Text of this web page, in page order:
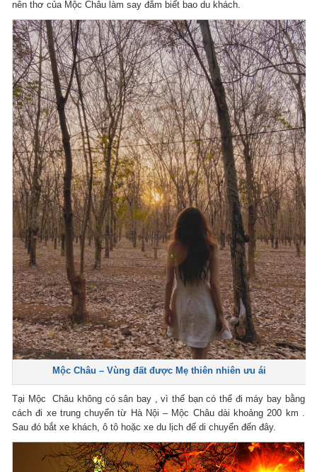
nên thơ của Mộc Châu làm say đắm biết bao du khách.
Mộc Châu – Vùng đất được Mẹ thiên nhiên ưu ái
Tại Mộc Châu không có sân bay , vì thế bạn có thể đi máy bay bằng
cách đi xe trung chuyển từ Hà Nội – Mộc Châu dài khoảng 200 km .
Sau đó bắt xe khách, ô tô hoặc xe du lịch để di chuyển đến đây.